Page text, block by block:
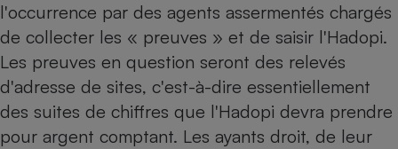
l'occurrence par des agents assermentés chargés
de collecter les « preuves » et de saisir l'Hadopi.
Les preuves en question seront des relevés
d'adresse de sites, c'est-à-dire essentiellement
des suites de chiffres que l'Hadopi devra prendre
pour argent comptant. Les ayants droit, de leur